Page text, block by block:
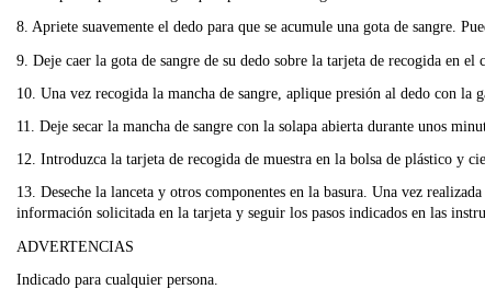
8. Apriete suavemente el dedo para que se acumule una gota de sangre.
9. Deje caer la gota de sangre de su dedo sobre la tarjeta de recogida en el
10. Una vez recogida la mancha de sangre, aplique presión al dedo con la
11. Deje secar la mancha de sangre con la solapa abierta durante unos
12. Introduzca la tarjeta de recogida de muestra en la bolsa de plástico y
13. Deseche la lanceta y otros componentes en la basura. Una vez
información solicitada en la tarjeta y seguir los pasos indicados en las
ADVERTENCIAS
Indicado para cualquier persona.